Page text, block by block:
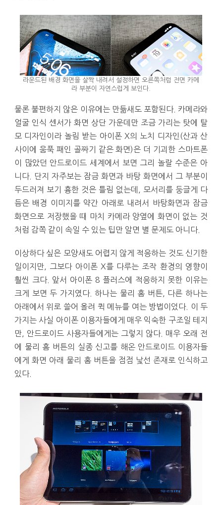
라운드된 배경 화면을 살짝 내려서 설정하면 오른쪽처럼 전면 카메
라 부분이 자연스럽게 보인다.
물론 불편하지 않은 이유에는 만듦새도 포함된다. 카메라와
얼굴 인식 센서가 화면 상단 가운데만 조금 가리는 탓에 탈
모 디자인이라 놀림 받는 아이폰 X의 노치 디자인(산과 산
사이에 움푹 패인 골짜기 같은 화면)은 더 기괴한 스마트폰
이 많았던 안드로이드 세계에서 보면 그리 놀랄 수준은 아
니다. 단지 자주보는 잠금 화면과 바탕 화면에서 그 부분이
두드러져 보기 흉한 것은 틀림 없는데, 모서리를 둥글게 다
듬은 배경 이미지를 약간 아래로 내려서 바탕화면과 잠금
화면으로 저장했을 때 마치 카메라 양옆에 화면이 없는 것
처럼 감쪽 같이 속일 수 있는 팁만 알면 별 문제도 아니다.
이상하다 싶은 모양새도 어렵지 않게 적응하는 것도 신기한
일이지만, 그보다 아이폰 X를 다루는 조작 환경의 영향이
훨씬 크다. 앞서 아이폰 8 플러스에 적응하지 못한 이유는
크게 보면 두 가지였다. 하나는 물리 홈 버튼, 다른 하나는
아래에서 위로 쓸어 올려 퀵 메뉴를 여는 방법이었다. 이 두
가지는 사실 아이폰 이용자들에게 매우 익숙한 구조일 테지
만, 안드로이드 사용자들에게는 그렇지 않다. 매우 오래 전
에 물리 홈 버튼의 실종 신고를 해온 안드로이드 이용자들
에게 화면 아래 물리 홈 버튼을 점점 낯선 존재로 인식하고
있다.